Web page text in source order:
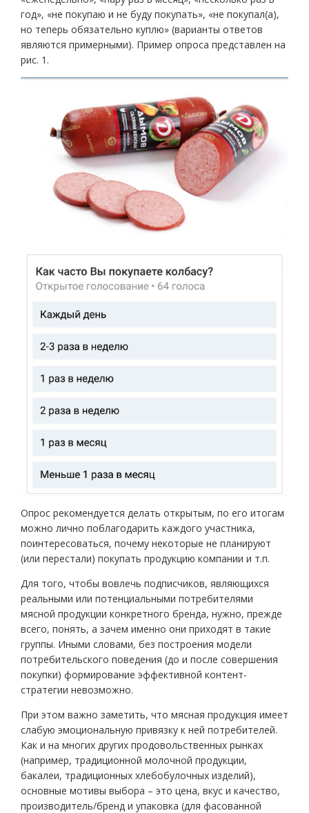
год», «не покупаю и не буду покупать», «не покупал(а),
но теперь обязательно куплю» (варианты ответов
являются примерными). Пример опроса представлен на
рис. 1.
Опрос рекомендуется делать открытым, по его итогам
можно лично поблагодарить каждого участника,
поинтересоваться, почему некоторые не планируют
(или перестали) покупать продукцию компании и т.п.
Для того, чтобы вовлечь подписчиков, являющихся
реальными или потенциальными потребителями
мясной продукции конкретного бренда, нужно, прежде
всего, понять, а зачем именно они приходят в такие
группы. Иными словами, без построения модели
потребительского поведения (до и после совершения
покупки) формирование эффективной контент-
стратегии невозможно.
При этом важно заметить, что мясная продукция имеет
слабую эмоциональную привязку к ней потребителей.
Как и на многих других продовольственных рынках
(например, традиционной молочной продукции,
бакалеи, традиционных хлебобулочных изделий),
основные мотивы выбора – это цена, вкус и качество,
производитель/бренд и упаковка (для фасованной